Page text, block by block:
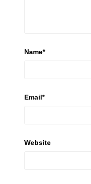
Name*
Email*
Website